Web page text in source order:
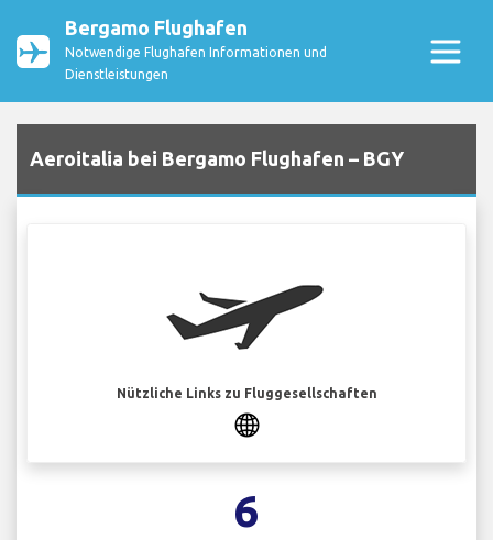
Bergamo Flughafen
Notwendige Flughafen Informationen und
Dienstleistungen
Aeroitalia bei Bergamo Flughafen – BGY
Nützliche Links zu Fluggesellschaften
6